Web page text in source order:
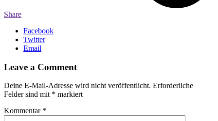
Share
Facebook
Twitter
Email
Leave a Comment
Deine E-Mail-Adresse wird nicht veröffentlicht. Erforderliche
Felder sind mit * markiert
Kommentar *